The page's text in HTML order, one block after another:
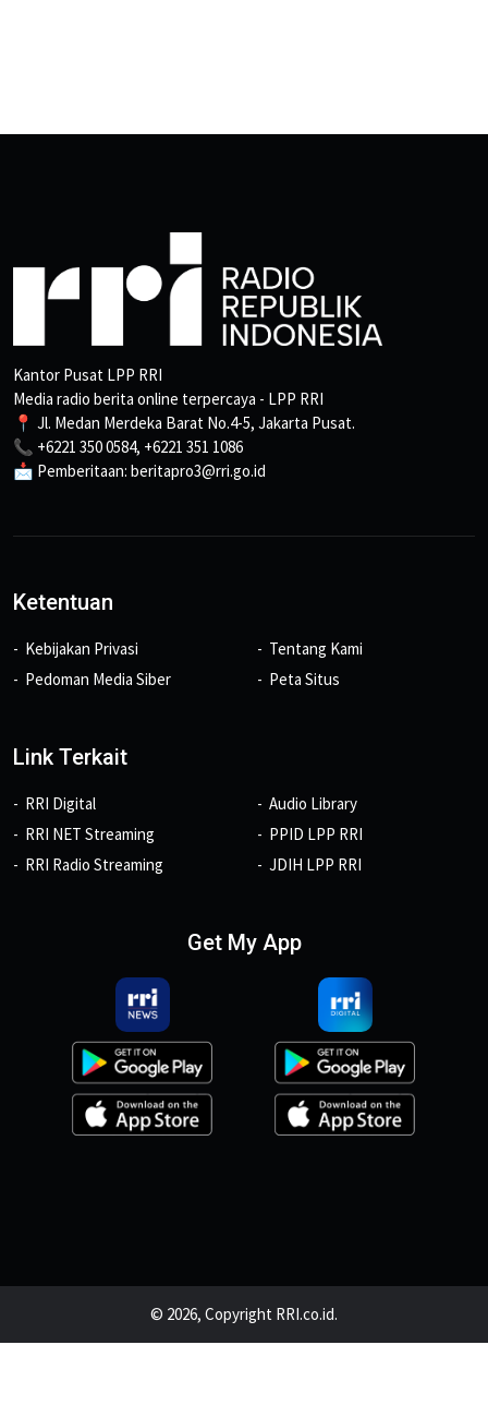
Kantor Pusat LPP RRI
Media radio berita online terpercaya - LPP RRI
📍 Jl. Medan Merdeka Barat No.4-5, Jakarta Pusat.
📞 +6221 350 0584, +6221 351 1086
📩 Pemberitaan: beritapro3@rri.go.id
Ketentuan
Kebijakan Privasi
Pedoman Media Siber
Tentang Kami
Peta Situs
Link Terkait
RRI Digital
RRI NET Streaming
RRI Radio Streaming
Audio Library
PPID LPP RRI
JDIH LPP RRI
Get My App
© 2026, Copyright RRI.co.id.